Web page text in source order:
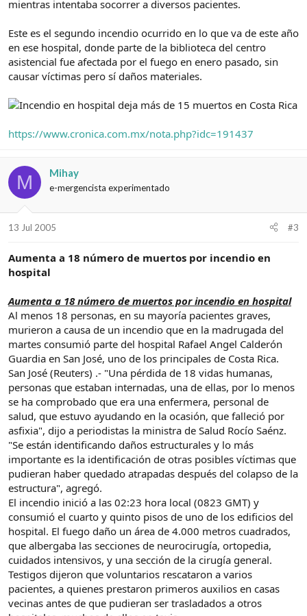
mientras intentaba socorrer a diversos pacientes.
Este es el segundo incendio ocurrido en lo que va de este año
en ese hospital, donde parte de la biblioteca del centro
asistencial fue afectada por el fuego en enero pasado, sin
causar víctimas pero sí daños materiales.
https://www.cronica.com.mx/nota.php?idc=191437
M Mihay
e-mergencista experimentado
13 Jul 2005 #3
Aumenta a 18 número de muertos por incendio en
hospital
Aumenta a 18 número de muertos por incendio en hospital
Al menos 18 personas, en su mayoría pacientes graves,
murieron a causa de un incendio que en la madrugada del
martes consumió parte del hospital Rafael Angel Calderón
Guardia en San José, uno de los principales de Costa Rica.
San José (Reuters) .- "Una pérdida de 18 vidas humanas,
personas que estaban internadas, una de ellas, por lo menos
se ha comprobado que era una enfermera, personal de
salud, que estuvo ayudando en la ocasión, que falleció por
asfixia", dijo a periodistas la ministra de Salud Rocío Saénz.
"Se están identificando daños estructurales y lo más
importante es la identificación de otras posibles víctimas que
pudieran haber quedado atrapadas después del colapso de la
estructura", agregó.
El incendio inició a las 02:23 hora local (0823 GMT) y
consumió el cuarto y quinto pisos de uno de los edificios del
hospital. El fuego daño un área de 4.000 metros cuadrados,
que albergaba las secciones de neurocirugía, ortopedia,
cuidados intensivos, y una sección de la cirugía general.
Testigos dijeron que voluntarios rescataron a varios
pacientes, a quienes prestaron primeros auxilios en casas
vecinas antes de que pudieran ser trasladados a otros